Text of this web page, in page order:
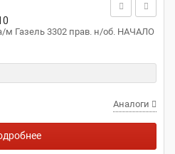
м Газель 3302 прав. н/об. НАЧАЛО
Аналоги